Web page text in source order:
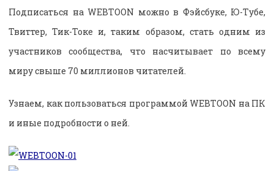
Подписаться на WEBTOON можно в Фэйсбуке, Ю-Тубе,
Твиттер, Тик-Токе и, таким образом, стать одним из
участников сообщества, что насчитывает по всему
миру свыше 70 миллионов читателей.
Узнаем, как пользоваться программой WEBTOON на ПК
и иные подробности о ней.